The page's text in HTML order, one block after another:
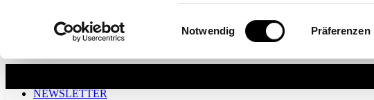
Einwilligungsauswahl
Notwendig Präferenzen
NEWSLETTER